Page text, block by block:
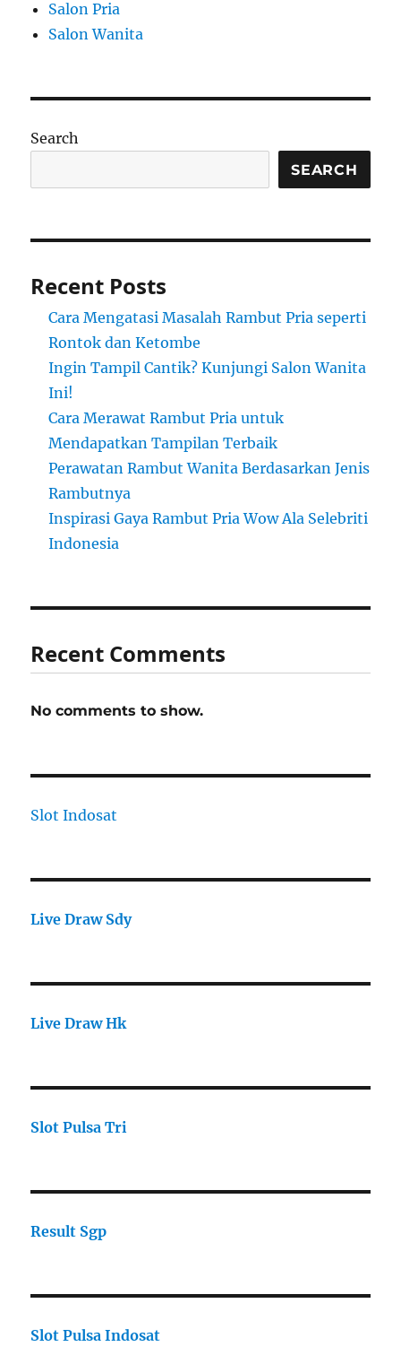
Salon Pria
Salon Wanita
Search
SEARCH
Recent Posts
Cara Mengatasi Masalah Rambut Pria seperti
Rontok dan Ketombe
Ingin Tampil Cantik? Kunjungi Salon Wanita
Ini!
Cara Merawat Rambut Pria untuk
Mendapatkan Tampilan Terbaik
Perawatan Rambut Wanita Berdasarkan Jenis
Rambutnya
Inspirasi Gaya Rambut Pria Wow Ala Selebriti
Indonesia
Recent Comments
No comments to show.
Slot Indosat
Live Draw Sdy
Live Draw Hk
Slot Pulsa Tri
Result Sgp
Slot Pulsa Indosat